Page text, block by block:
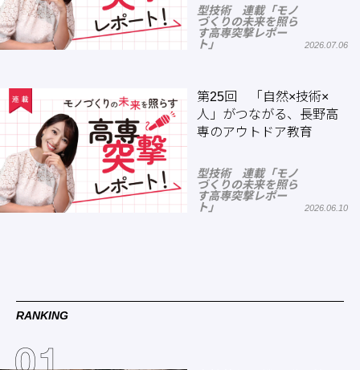
型技術 連載「モノ
づくりの未来を照ら
す高専突撃レポー
ト」
2026.07.06
第25回 「自然×技術×
人」がつながる、長野高
専のアウトドア教育
型技術 連載「モノ
づくりの未来を照ら
す高専突撃レポー
ト」
2026.06.10
RANKING